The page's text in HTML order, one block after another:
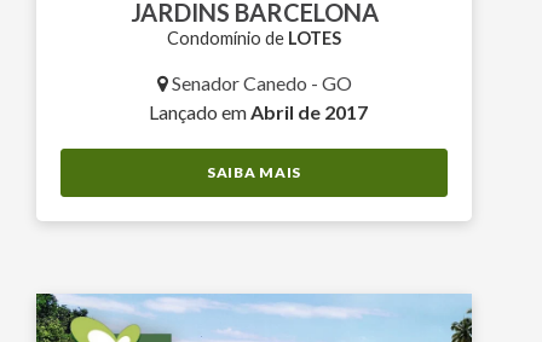
JARDINS BARCELONA
Condomínio de LOTES
Senador Canedo - GO
Lançado emAbril de 2017
SAIBA MAIS